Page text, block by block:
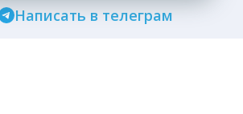
Написать в телеграм